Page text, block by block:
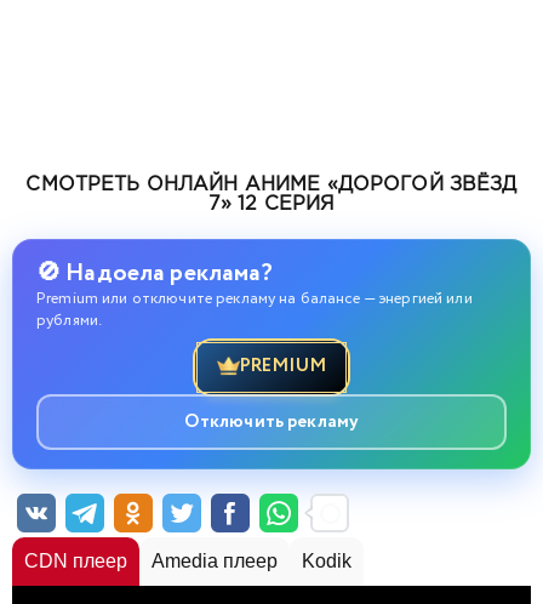
СМОТРЕТЬ ОНЛАЙН АНИМЕ «ДОРОГОЙ ЗВЁЗД
7» 12 СЕРИЯ
🚫 Надоела реклама?
Premium или отключите рекламу на балансе — энергией или
рублями.
PREMIUM
Отключить рекламу
CDN плеер Amedia плеер Kodik